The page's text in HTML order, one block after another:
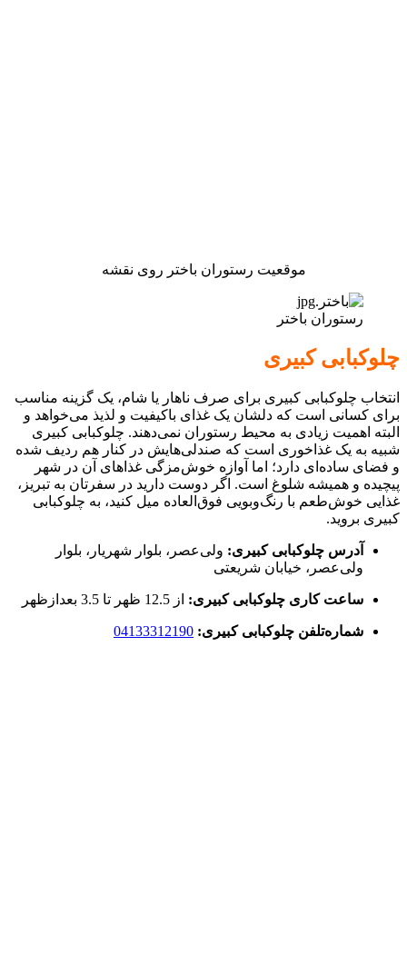
موقعیت رستوران باختر روی نقشه
رستوران باختر
چلوکبابی کبیری
انتخاب چلوکبابی کبیری برای صرف ناهار یا شام، یک گزینه مناسب
برای کسانی است که دلشان یک غذای باکیفیت و لذیذ می‌خواهد و
البته اهمیت زیادی به محیط رستوران نمی‌دهند. چلوکبابی کبیری
شبیه به یک غذاخوری است که صندلی‌هایش در کنار هم ردیف شده
و فضای ساده‌ای دارد؛ اما آوازه خوش‌مزگی غذاهای آن در شهر
پیچیده و همیشه شلوغ است. اگر دوست دارید در سفرتان به تبریز،
غذایی خوش‌طعم با رنگ‌وبویی فوق‌العاده میل کنید، به چلوکبابی
کبیری بروید.
آدرس چلوکبابی کبیری: ولی‌عصر، بلوار شهریار، بلوار
ولی‌عصر، خیابان شریعتی
ساعت کاری چلوکبابی کبیری: از 12.5 ظهر تا 3.5 بعدازظهر
شماره‌تلفن چلوکبابی کبیری: 04133312190